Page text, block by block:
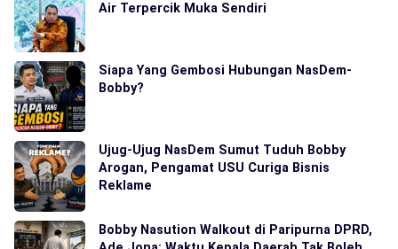
Air Terpercik Muka Sendiri
Siapa Yang Gembosi Hubungan NasDem-
Bobby?
Ujug-Ujug NasDem Sumut Tuduh Bobby
Arogan, Pengamat USU Curiga Bisnis
Reklame
Bobby Nasution Walkout di Paripurna DPRD,